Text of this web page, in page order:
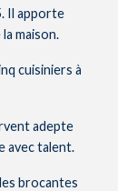
Il apporte
maison.
cuisiniers à
adepte
avec talent.
brocantes